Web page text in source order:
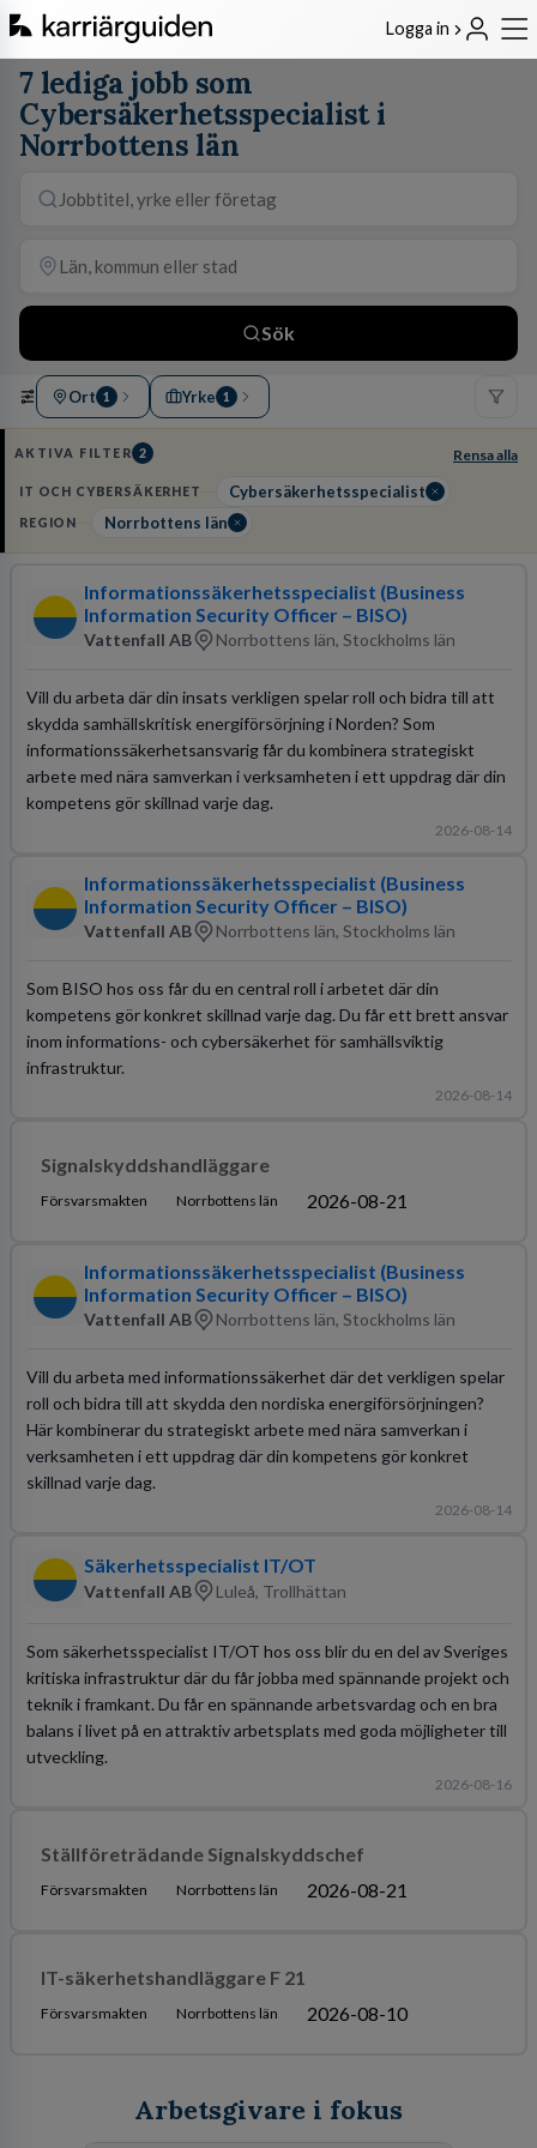
Logga in
7 lediga jobb som
Cybersäkerhetsspecialist i
Norrbottens län
Sök
Ort 1 Yrke 1
AKTIVA FILTER 2 Rensa alla
IT OCH CYBERSÄKERHET Cybersäkerhetsspecialist
REGION Norrbottens län
Informationssäkerhetsspecialist (Business
Information Security Officer – BISO)
Vattenfall AB Norrbottens län, Stockholms län
Vill du arbeta där din insats verkligen spelar roll och bidra till att
skydda samhällskritisk energiförsörjning i Norden? Som
informationssäkerhetsansvarig får du kombinera strategiskt
arbete med nära samverkan i verksamheten i ett uppdrag där din
kompetens gör skillnad varje dag.
2026-08-14
Informationssäkerhetsspecialist (Business
Information Security Officer – BISO)
Vattenfall AB Norrbottens län, Stockholms län
Som BISO hos oss får du en central roll i arbetet där din
kompetens gör konkret skillnad varje dag. Du får ett brett ansvar
inom informations- och cybersäkerhet för samhällsviktig
infrastruktur.
2026-08-14
Signalskyddshandläggare
Försvarsmakten Norrbottens län 2026-08-21
Informationssäkerhetsspecialist (Business
Information Security Officer – BISO)
Vattenfall AB Norrbottens län, Stockholms län
Vill du arbeta med informationssäkerhet där det verkligen spelar
roll och bidra till att skydda den nordiska energiförsörjningen?
Här kombinerar du strategiskt arbete med nära samverkan i
verksamheten i ett uppdrag där din kompetens gör konkret
skillnad varje dag.
2026-08-14
Säkerhetsspecialist IT/OT
Vattenfall AB Luleå, Trollhättan
Som säkerhetsspecialist IT/OT hos oss blir du en del av Sveriges
kritiska infrastruktur där du får jobba med spännande projekt och
teknik i framkant. Du får en spännande arbetsvardag och en bra
balans i livet på en attraktiv arbetsplats med goda möjligheter till
utveckling.
2026-08-16
Ställföreträdande Signalskyddschef
Försvarsmakten Norrbottens län 2026-08-21
IT-säkerhetshandläggare F 21
Försvarsmakten Norrbottens län 2026-08-10
Arbetsgivare i fokus